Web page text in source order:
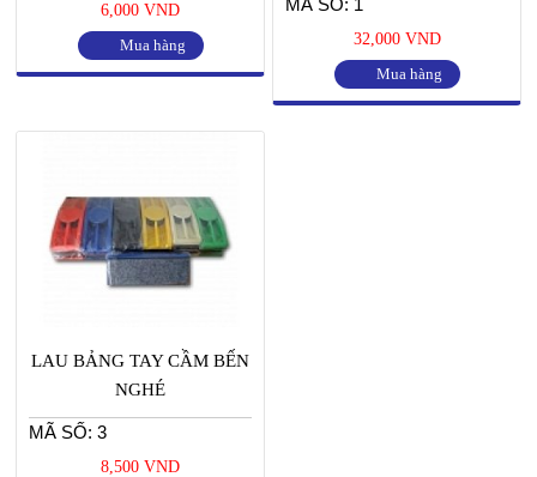
6,000 VND
Mua hàng
MÃ SỐ: 1
32,000 VND
Mua hàng
LAU BẢNG TAY CẦM BẾN
NGHÉ
MÃ SỐ: 3
8,500 VND